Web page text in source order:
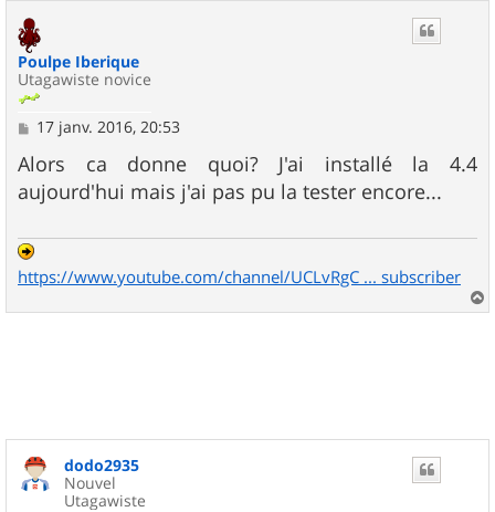
Poulpe Iberique
Utagawiste novice
M
s
s
a
17 janv. 2016, 20:53
Alors ca donne quoi? J'ai installé la 4.4
aujourd'hui mais j'ai pas pu la tester encore...
https://www.youtube.com/channel/UCLvRgC ... subscriber
a
dodo2935
Nouvel
Utagawiste